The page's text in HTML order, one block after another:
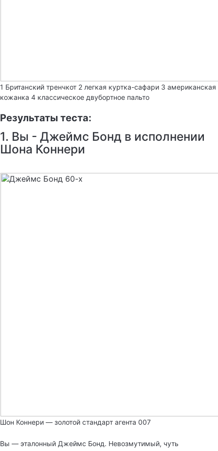
1 Британский тренчкот 2 легкая куртка-сафари 3 американская
кожанка 4 классическое двубортное пальто
Результаты теста:
1. Вы - Джеймс Бонд в исполнении
Шона Коннери
Шон Коннери — золотой стандарт агента 007
Вы — эталонный Джеймс Бонд. Невозмутимый, чуть